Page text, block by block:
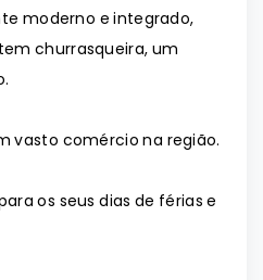
moderno e integrado,
churrasqueira, um
vasto comércio na região.
os seus dias de férias e